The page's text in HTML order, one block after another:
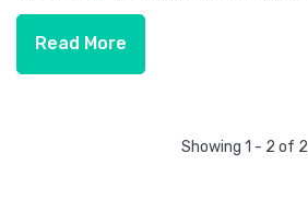
Read More
Showing 1 - 2 of 2